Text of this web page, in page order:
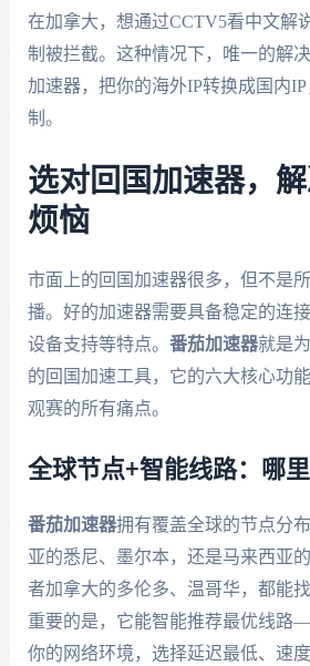
在加拿大，想通过CCTV5看中文解
制被拦截。这种情况下，唯一的解
加速器，把你的海外IP转换成国内
制。
选对回国加速器，
烦恼
市面上的回国加速器很多，但不是
播。好的加速器需要具备稳定的连
设备支持等特点。 番茄加速器就是
的回国加速工具，它的六大核心功
观赛的所有痛点。
全球节点+智能线路：哪
番茄加速器拥有覆盖全球的节点分
亚的悉尼、墨尔本，还是马来西亚
者加拿大的多伦多、温哥华，都能
重要的是，它能智能推荐最优线路
你的网络环境，选择延迟最低、速